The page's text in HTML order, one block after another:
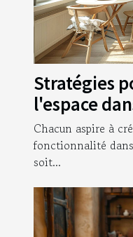
Stratégies
l'espace
Chacun aspire à
fonctionnalité
soit...